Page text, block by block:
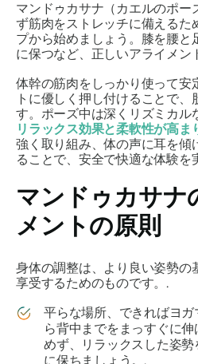
マンドゥカサナ （カエルのポ
ず筋肉をストレッチに備えるた
プから始めましょう。膝を腰と
に保つなど、正しいアライメン
体幹の筋肉をしっかり使って安
トに優しく押し付けることで、
す。ポーズ中は深くリズミカル
リラックス効果と柔軟性が高ま
強く取り組み、体の声に耳を傾
ることで、安全で快適な体験を
マンドゥカサナ
メントの原則
身体の調整は、より良い姿勢の
享受するためのものです。.
平らな場所、できればヨ
ら背中までをまっすぐに
めず、リラックスした姿
に保ちましょう。.